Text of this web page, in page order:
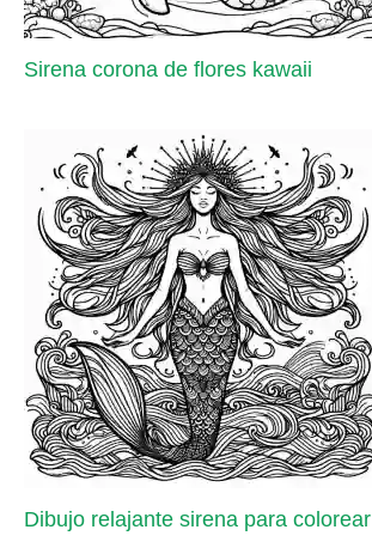
Sirena corona de flores kawaii
Dibujo relajante sirena para colorear